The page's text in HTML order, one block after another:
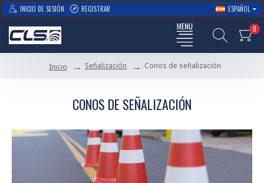
INICIO DE SESIÓN REGISTRAR ESPAÑOL
0
Inicio Señalización Conos de señalización
CONOS DE SEÑALIZACIÓN